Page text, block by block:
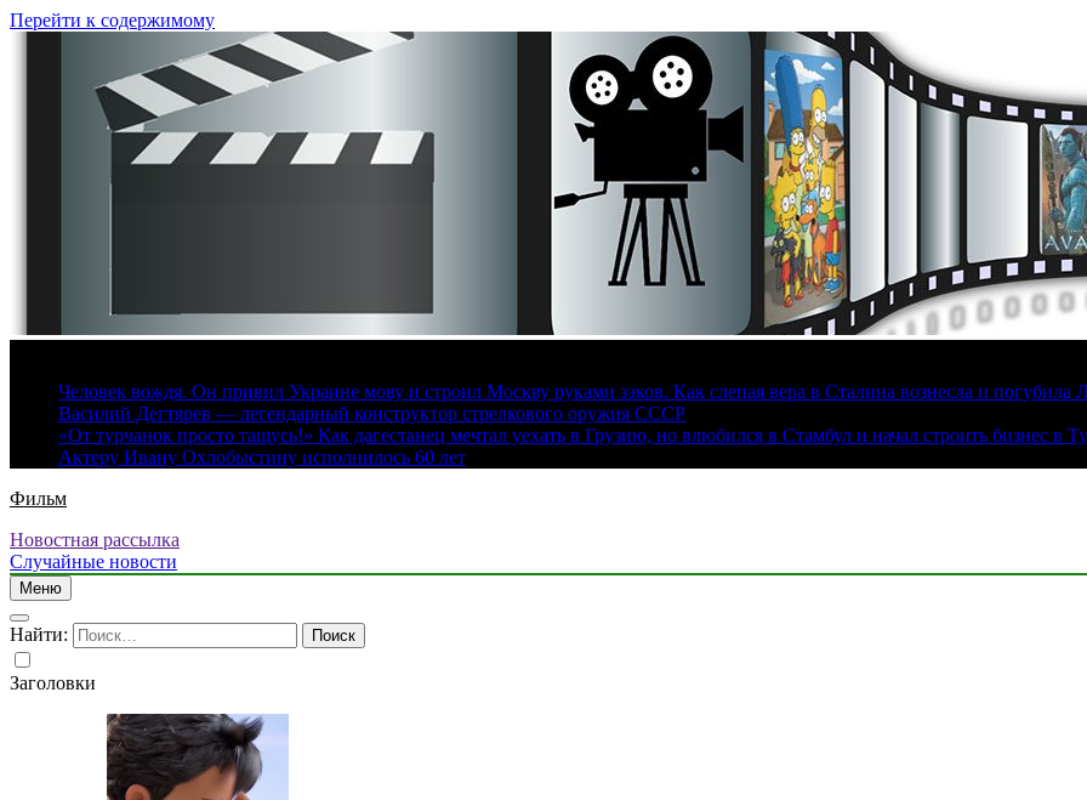
Перейти к содержимому
Человек вождя. Он привил Украине мову и строил Москву руками зэков. Как слепая вера в Сталина вознесла и погубила
Василий Дегтярев — легендарный конструктор стрелкового оружия СССР
«От турчанок просто тащусь!» Как дагестанец мечтал уехать в Грузию, но влюбился в Стамбул и начал строить бизнес в
Актеру Ивану Охлобыстину исполнилось 60 лет
Фильм
Новостная рассылка
Случайные новости
Меню
Найти:
Заголовки